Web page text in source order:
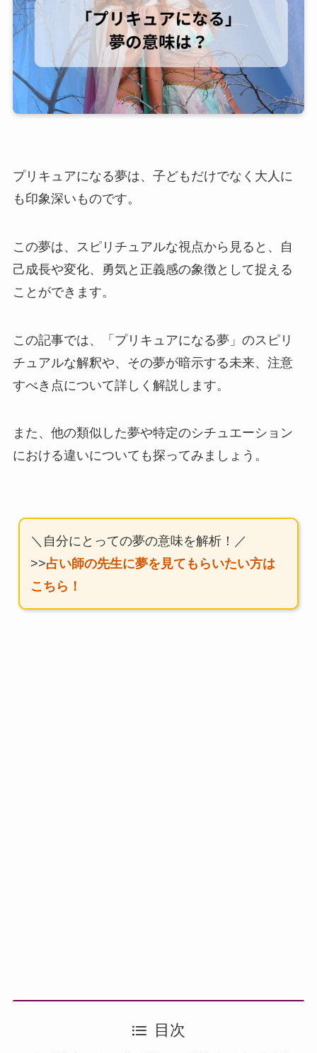
プリキュアになる夢は、子どもだけでなく大人に
も印象深いものです。
この夢は、スピリチュアルな視点から見ると、自
己成長や変化、勇気と正義感の象徴として捉える
ことができます。
この記事では、「プリキュアになる夢」のスピリ
チュアルな解釈や、その夢が暗示する未来、注意
すべき点について詳しく解説します。
また、他の類似した夢や特定のシチュエーション
における違いについても探ってみましょう。
＼自分にとっての夢の意味を解析！／
>>占い師の先生に夢を見てもらいたい方は
こちら！
目次